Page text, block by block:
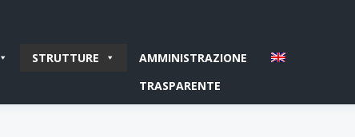
STRUTTURE
AMMINISTRAZIONE
TRASPARENTE